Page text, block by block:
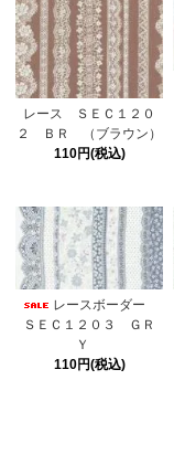
レース ＳＥＣ１２０
２ ＢＲ （ブラウン）
110円(税込)
レースボーダー
ＳＥＣ１２０３ ＧＲ
Ｙ
110円(税込)